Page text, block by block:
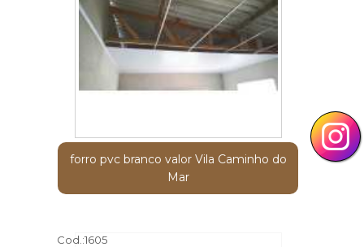
forro pvc branco valor Vila Caminho do
Mar
Cod.:1605